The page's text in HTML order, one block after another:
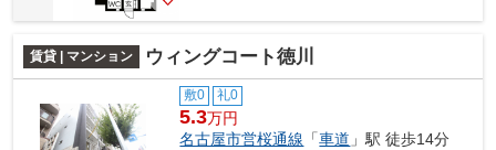
賃貸 | マンション ウィングコート徳川
敷0 礼0
5.3万円
名古屋市営桜通線 「車道 」駅 徒歩14分